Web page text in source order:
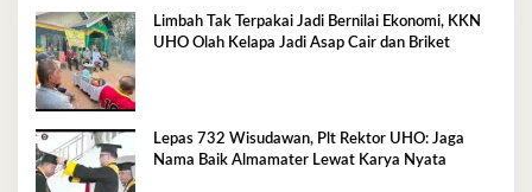
Limbah Tak Terpakai Jadi Bernilai Ekonomi, KKN
UHO Olah Kelapa Jadi Asap Cair dan Briket
Lepas 732 Wisudawan, Plt Rektor UHO: Jaga
Nama Baik Almamater Lewat Karya Nyata